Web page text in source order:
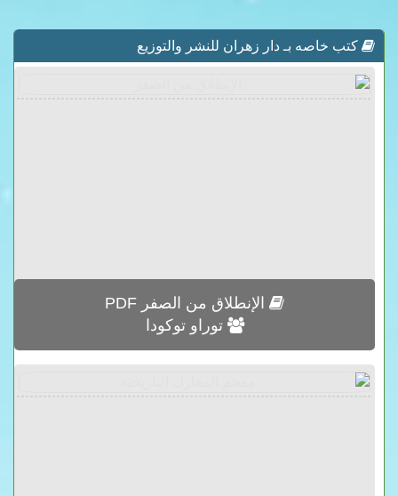
كتب خاصه بـ دار زهران للنشر والتوزيع
الإنطلاق من الصفر PDF
توراو توكودا